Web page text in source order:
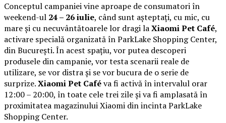
Conceptul campaniei vine aproape de consumatori în
weekend-ul 24 – 26 iulie, când sunt așteptați, cu mic, cu
mare și cu necuvântătoarele lor dragi laXiaomi Pet Café,
activare specială organizată în ParkLake Shopping Center,
din București. În acest spațiu, vor putea descoperi
produsele din campanie, vor testa scenarii reale de
utilizare, se vor distra și se vor bucura de o serie de
surprize.Xiaomi Pet Caféva fi activă în intervalul orar
12:00 – 20:00, în toate cele trei zile și va fi amplasată în
proximitatea magazinului Xiaomi din incinta ParkLake
Shopping Center.